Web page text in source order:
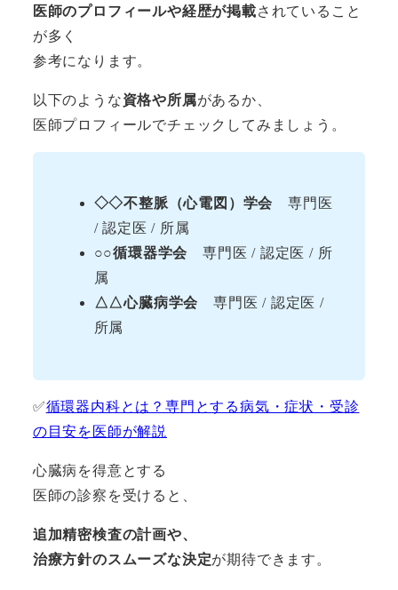
医師のプロフィールや経歴が掲載されていること
が多く
参考になります。
以下のような資格や所属があるか、
医師プロフィールでチェックしてみましょう。
◇◇不整脈（心電図）学会 専門医
/ 認定医 / 所属
○○循環器学会 専門医 / 認定医 / 所
属
△△心臓病学会 専門医 / 認定医 /
所属
✅循環器内科とは？専門とする病気・症状・受診
の目安を医師が解説
心臓病を得意とする
医師の診察を受けると、
追加精密検査の計画や、
治療方針のスムーズな決定が期待できます。